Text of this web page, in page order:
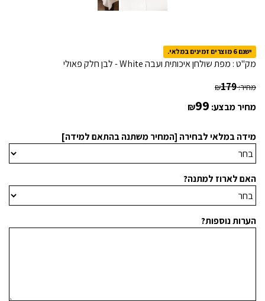
ישנם 6 מוצרים זמינים במלאי.
מק"ט : מפת שולחן איכותית ועבה White - לבן חלק פאולי
מחיר: ₪179
מחיר מבצע: ₪99
מידה במלאי לבחירה [המחיר משתנה בהתאם למידה]
האם לארוז למתנה?
הערות נוספות?